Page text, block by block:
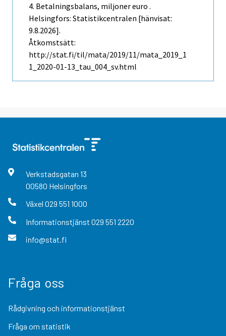
4. Betalningsbalans, miljoner euro .
Helsingfors: Statistikcentralen [hänvisat:
9.8.2026].
Åtkomstsätt:
http://stat.fi/til/mata/2019/11/mata_2019_1
1_2020-01-13_tau_004_sv.html
Verkstadsgatan 13
00580 Helsingfors
Växel 029 551 1000
Informationstjänst 029 551 2220
info@stat.fi
Fråga oss
Rådgivning och informationstjänst
Fråga om statistik